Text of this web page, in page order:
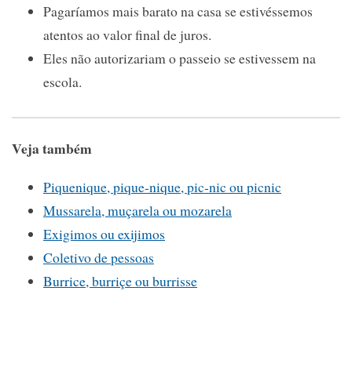
Pagaríamos mais barato na casa se estivéssemos
atentos ao valor final de juros.
Eles não autorizariam o passeio se estivessem na
escola.
Veja também
Piquenique, pique-nique, pic-nic ou picnic
Mussarela, muçarela ou mozarela
Exigimos ou exijimos
Coletivo de pessoas
Burrice, burriçe ou burrisse